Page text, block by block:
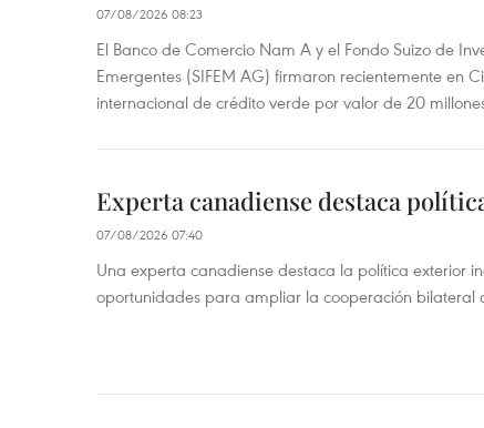
07/08/2026 08:23
El Banco de Comercio Nam A y el Fondo Suizo de
Emergentes (SIFEM AG) firmaron recientemente en
internacional de crédito verde por valor de 20
Experta canadiense destaca
07/08/2026 07:40
Una experta canadiense destaca la política exterior
oportunidades para ampliar la cooperación bilateral